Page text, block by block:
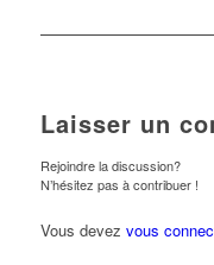
Laisser un
Rejoindre la discussion?
N’hésitez pas à contribuer !
Vous devez vous